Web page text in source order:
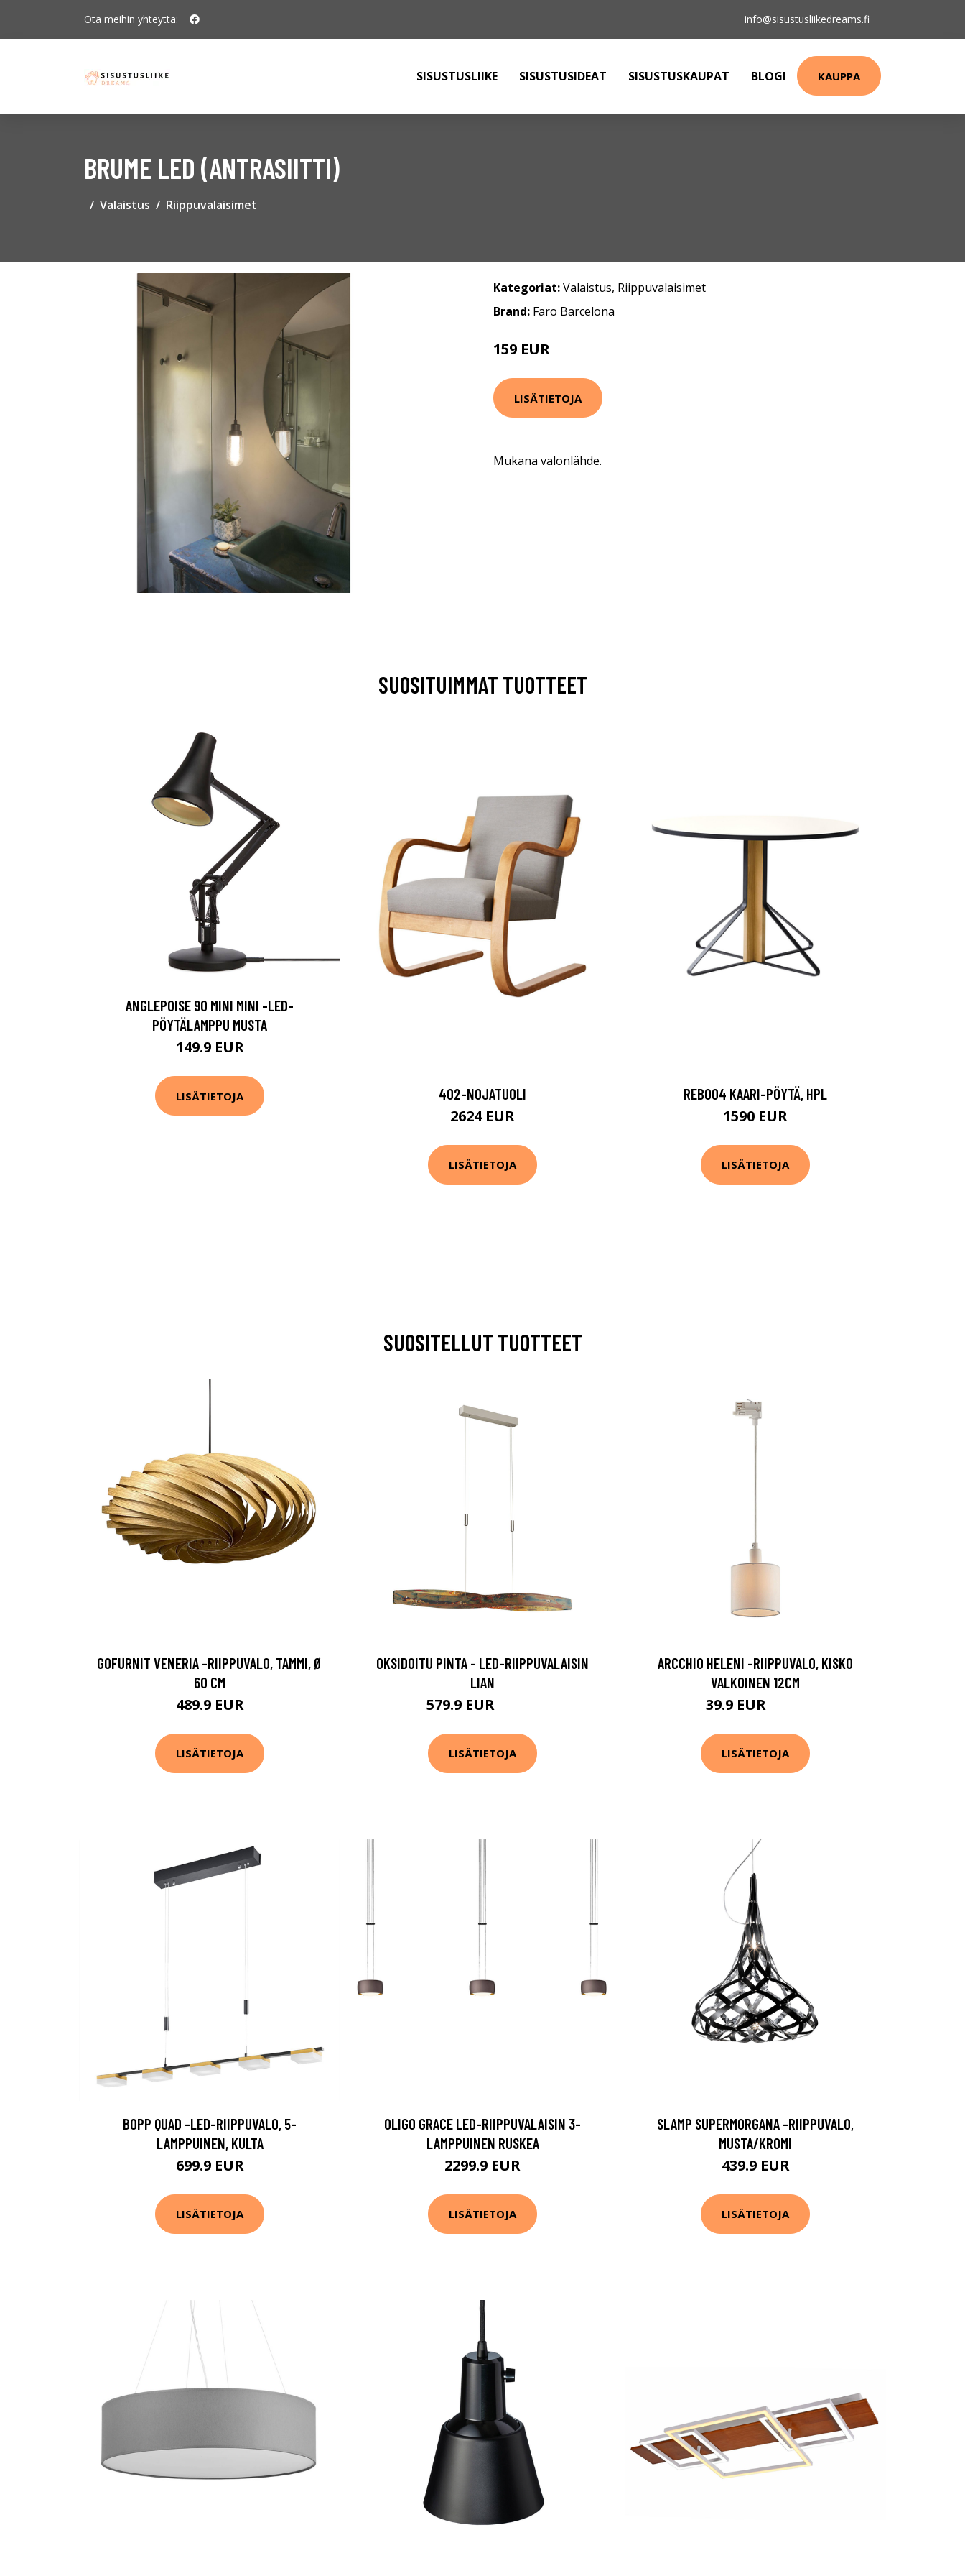
Ota meihin yhteyttä: info@sisustusliikedreams.fi
SISUSTUSLIIKE SISUSTUSIDEAT SISUSTUSKAUPAT BLOGI KAUPPA
BRUME LED (ANTRASIITTI)
Valaistus Riippuvalaisimet
Kategoriat:Valaistus, Riippuvalaisimet
Brand: Faro Barcelona
159 EUR
LISÄTIETOJA
Mukana valonlähde.
SUOSITUIMMAT TUOTTEET
ANGLEPOISE 90 MINI MINI -LED-
PÖYTÄLAMPPU MUSTA
149.9 EUR
LISÄTIETOJA 402-NOJATUOLI
2624 EUR
LISÄTIETOJA
REB004 KAARI-PÖYTÄ, HPL
1590 EUR
LISÄTIETOJA
SUOSITELLUT TUOTTEET
GOFURNIT VENERIA -RIIPPUVALO, TAMMI, Ø
60 CM
489.9 EUR
LISÄTIETOJA
OKSIDOITU PINTA - LED-RIIPPUVALAISIN
LIAN
579.9 EUR
LISÄTIETOJA
ARCCHIO HELENI -RIIPPUVALO, KISKO
VALKOINEN 12CM
39.9 EUR
LISÄTIETOJA
BOPP QUAD -LED-RIIPPUVALO, 5-
LAMPPUINEN, KULTA
699.9 EUR
LISÄTIETOJA
OLIGO GRACE LED-RIIPPUVALAISIN 3-
LAMPPUINEN RUSKEA
2299.9 EUR
LISÄTIETOJA
SLAMP SUPERMORGANA -RIIPPUVALO,
MUSTA/KROMI
439.9 EUR
LISÄTIETOJA